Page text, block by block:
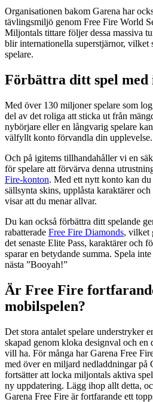
Organisationen bakom Garena har
tävlingsmiljö genom Free Fire World
Miljontals tittare följer dessa massiva
blir internationella superstjärnor, vilket
spelare.
Förbättra ditt spel med
Med över 130 miljoner spelare som
del av det roliga att sticka ut från
nybörjare eller en långvarig spelare
välfyllt konto förvandla din upplevelse.
Och på igitems tillhandahåller vi en
för spelare att förvärva denna
Fire-konton. Med ett nytt konto kan
sällsynta skins, upplåsta karaktärer
visar att du menar allvar.
Du kan också förbättra ditt spelande
rabatterade Free Fire Diamonds, vilket
det senaste Elite Pass, karaktärer och
sparar en betydande summa. Spela
nästa ”Booyah!”
Är Free Fire
mobilspelen?
Det stora antalet spelare understryker
skapad genom kloka designval och en
vill ha. För många har Garena Free
med över en miljard nedladdningar på
fortsätter att locka miljontals aktiva
ny uppdatering. Lägg ihop allt detta,
Garena Free Fire är fortfarande ett